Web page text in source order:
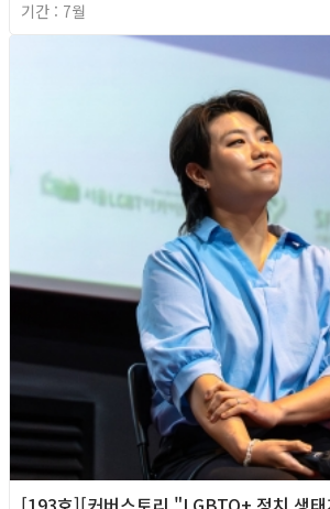
기간 : 7월